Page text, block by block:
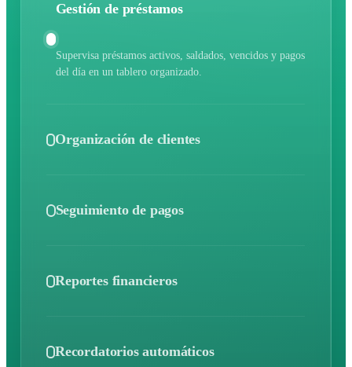
Gestión de préstamos
Supervisa préstamos activos, saldados, vencidos y pagos
del día en un tablero organizado.
Organización de clientes
Seguimiento de pagos
Reportes financieros
Recordatorios automáticos